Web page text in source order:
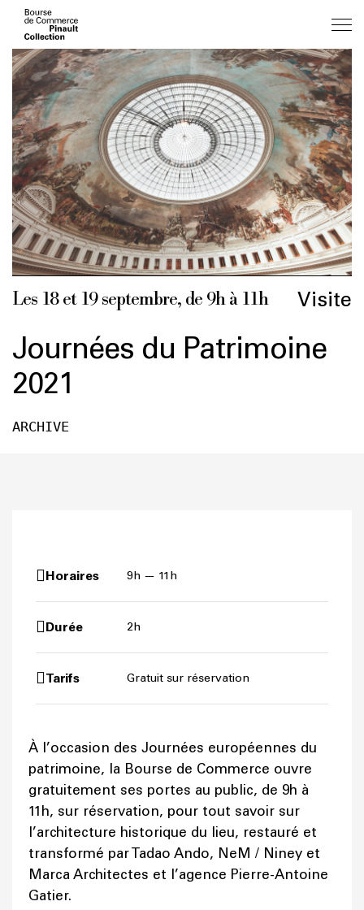
Aller
contenu
principal
Les 18 et 19 septembre, de 9h à 11h Visite
Journées du Patrimoine
2021
ARCHIVE
Horaires 9h — 11h
Durée 2h
Tarifs Gratuit sur réservation
À l’occasion des Journées européennes du
patrimoine, la Bourse de Commerce ouvre
gratuitement ses portes au public, de 9h à
11h, sur réservation, pour tout savoir sur
l’architecture historique du lieu, restauré et
transformé par Tadao Ando, NeM / Niney et
Marca Architectes et l’agence Pierre-Antoine
Gatier.